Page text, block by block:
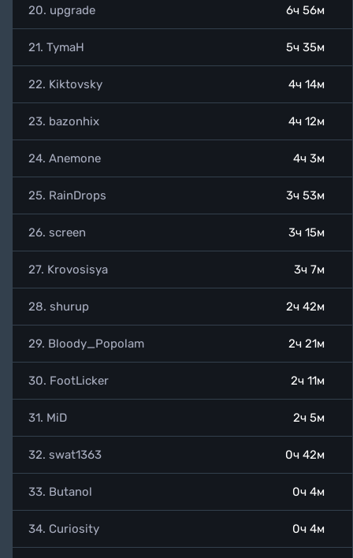
20. upgrade 6ч 56м
21. TymaH 5ч 35м
22. Kiktovsky 4ч 14м
23. bazonhix 4ч 12м
24. Anemone 4ч 3м
25. RainDrops 3ч 53м
26. screen 3ч 15м
27. Krovosisya 3ч 7м
28. shurup 2ч 42м
29. Bloody_Popolam 2ч 21м
30. FootLicker 2ч 11м
31. MiD 2ч 5м
32. swat1363 0ч 42м
33. Butanol 0ч 4м
34. Curiosity 0ч 4м